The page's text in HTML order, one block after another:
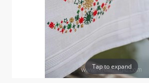
Tap to expand